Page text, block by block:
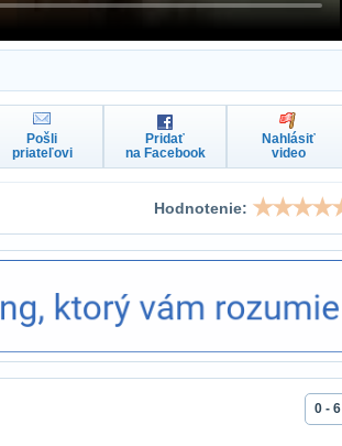
Pošli
priateľovi
Pridať
na Facebook
Nahlásiť
video
Hodnotenie:
0 - 6